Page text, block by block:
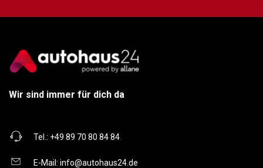
Wir sind immer für dich da
Tel.: +49 89 70 80 84 84
E-Mail: info@autohaus24.de